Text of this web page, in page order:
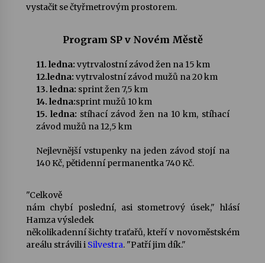
vystačit se čtyřmetrovým prostorem.
Program SP v Novém Městě
11. ledna: vytrvalostní závod žen na 15 km
12.ledna: vytrvalostní závod mužů na 20 km
13. ledna: sprint žen 7,5 km
14. ledna:sprint mužů 10 km
15. ledna: stíhací závod žen na 10 km, stíhací
závod mužů na 12,5 km
Nejlevnější vstupenky na jeden závod stojí na
140 Kč, pětidenní permanentka 740 Kč.
"Celkově
nám chybí poslední, asi stometrový úsek," hlásí
Hamza výsledek
několikadenní šichty traťařů, kteří v novoměstském
areálu strávili i Silvestra. "Patří jim dík."